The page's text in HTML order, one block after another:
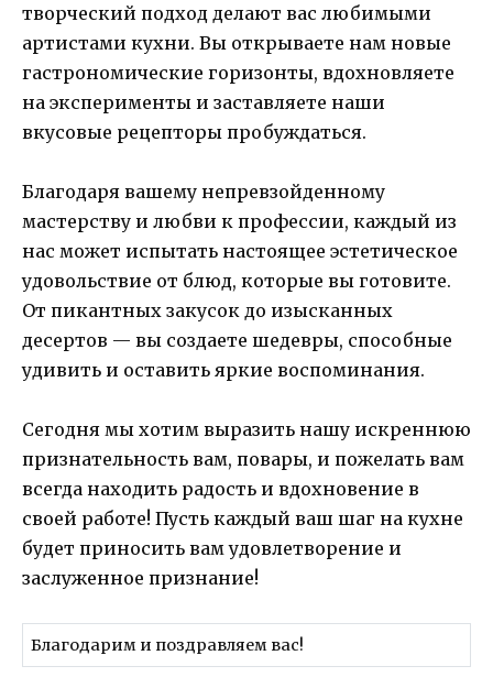
творческий подход делают вас любимыми
артистами кухни. Вы открываете нам новые
гастрономические горизонты, вдохновляете
на эксперименты и заставляете наши
вкусовые рецепторы пробуждаться.
Благодаря вашему непревзойденному
мастерству и любви к профессии, каждый из
нас может испытать настоящее эстетическое
удовольствие от блюд, которые вы готовите.
От пикантных закусок до изысканных
десертов — вы создаете шедевры, способные
удивить и оставить яркие воспоминания.
Сегодня мы хотим выразить нашу искреннюю
признательность вам, повары, и пожелать вам
всегда находить радость и вдохновение в
своей работе! Пусть каждый ваш шаг на кухне
будет приносить вам удовлетворение и
заслуженное признание!
Благодарим и поздравляем вас!